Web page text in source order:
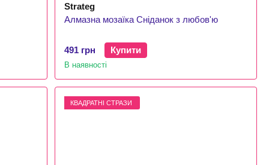
Strateg
Алмазна мозаїка Сніданок з любов'ю
491 грн Купити
В наявності
КВАДРАТНІ СТРАЗИ